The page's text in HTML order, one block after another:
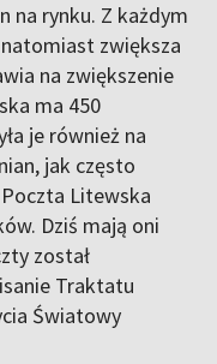
na rynku. Z każdym
zwiększa
na zwiększenie
ma 450
je również na
jak często
Litewska
Dziś mają oni
został
Traktatu
Światowy